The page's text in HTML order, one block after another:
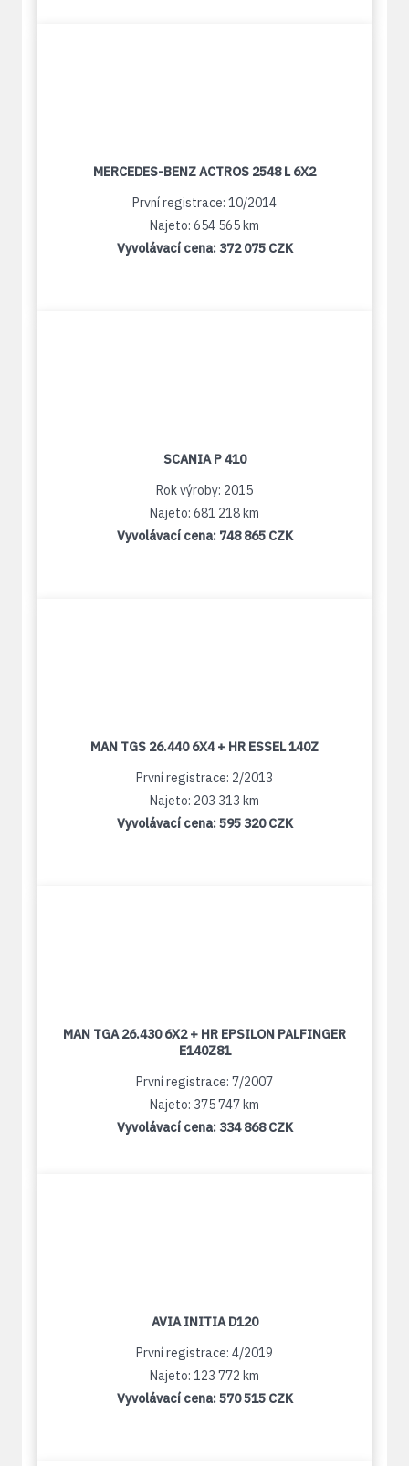
MERCEDES-BENZ ACTROS 2548 L 6X2
První registrace: 10/2014
Najeto: 654 565 km
Vyvolávací cena: 372 075 CZK
SCANIA P 410
Rok výroby: 2015
Najeto: 681 218 km
Vyvolávací cena: 748 865 CZK
MAN TGS 26.440 6X4 + HR ESSEL 140Z
První registrace: 2/2013
Najeto: 203 313 km
Vyvolávací cena:595 320 CZK
MAN TGA 26.430 6X2 + HR EPSILON PALFINGER
E140Z81
První registrace: 7/2007
Najeto: 375 747 km
Vyvolávací cena: 334 868 CZK
AVIA INITIA D120
První registrace: 4/2019
Najeto: 123 772 km
Vyvolávací cena:570 515 CZK